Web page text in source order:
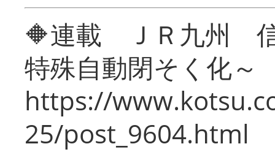
🔶連載 ＪＲ九州 信
特殊自動閉そく化～
https://
25/post_9604.html